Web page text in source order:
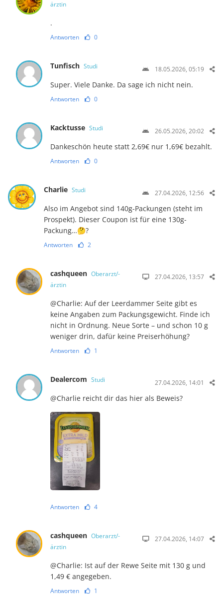
ärztin
.
Antworten 0
Tunfisch Studi 18.05.2026, 05:19
Super. Viele Danke. Da sage ich nicht nein.
Antworten 0
Kacktusse Studi 26.05.2026, 20:02
Dankeschön heute statt 2,69€ nur 1,69€ bezahlt.
Antworten 0
Charlie Studi 27.04.2026, 12:56
Also im Angebot sind 140g-Packungen (steht im
Prospekt). Dieser Coupon ist für eine 130g-
Packung…🤔?
Antworten 2
cashqueen Oberarzt/-
ärztin
27.04.2026, 13:57
@Charlie: Auf der Leerdammer Seite gibt es
keine Angaben zum Packungsgewicht. Finde ich
nicht in Ordnung. Neue Sorte – und schon 10 g
weniger drin, dafür keine Preiserhöhung?
Antworten 1
Dealercom Studi 27.04.2026, 14:01
@Charlie reicht dir das hier als Beweis?
Antworten 4
cashqueen Oberarzt/-
ärztin
27.04.2026, 14:07
@Charlie: Ist auf der Rewe Seite mit 130 g und
1,49 € angegeben.
Antworten 1